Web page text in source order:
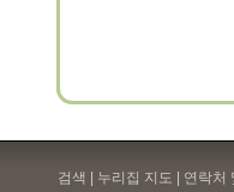
검색 | 누리집 지도 | 연락처